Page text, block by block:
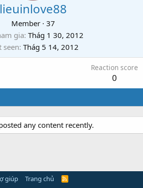
lieuinlove88
Member · 37
gia Thág 1 30, 2012
seen Thág 5 14, 2012
Reaction score
0
any content recently.
giúp Trang chủ
R